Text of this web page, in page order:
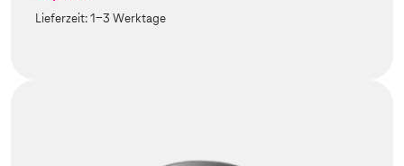
Lieferzeit:1-3 Werktage